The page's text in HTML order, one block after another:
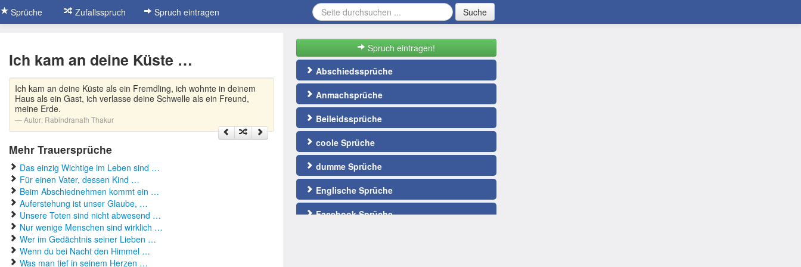
Sprüche Zufallsspruch Spruch eintragen Suche
Ich kam an deine Küste …
Ich kam an deine Küste als ein Fremdling, ich wohnte in deinem
Haus als ein Gast, ich verlasse deine Schwelle als ein Freund,
meine Erde.
Autor: Rabindranath Thakur
Mehr Trauersprüche
Das einzig Wichtige im Leben sind …
Für einen Vater, dessen Kind …
Beim Abschiednehmen kommt ein …
Auferstehung ist unser Glaube, …
Unsere Toten sind nicht abwesend …
Nur wenige Menschen sind wirklich …
Wer im Gedächtnis seiner Lieben …
Wenn du bei Nacht den Himmel …
Was man tief in seinem Herzen …
Spruch eintragen!
Abschiedssprüche
Anmachsprüche
Beileidssprüche
coole Sprüche
dumme Sprüche
Englische Sprüche
Facebook Sprüche